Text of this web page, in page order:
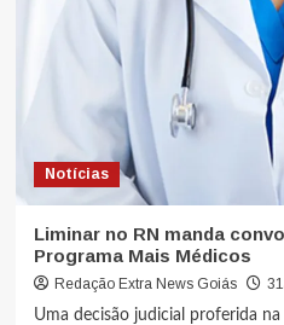
Notícias
Liminar no RN manda
Programa Mais Médicos
Redação Extra News Goiás
Uma decisão judicial proferida na